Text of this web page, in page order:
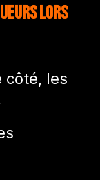
lors
côté, les